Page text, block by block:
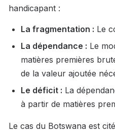
handicapant :
La fragmentation : Le
La dépendance : Le
matières premières
de la valeur ajoutée
Le déficit : La
à partir de matières
Le cas du Botswana est